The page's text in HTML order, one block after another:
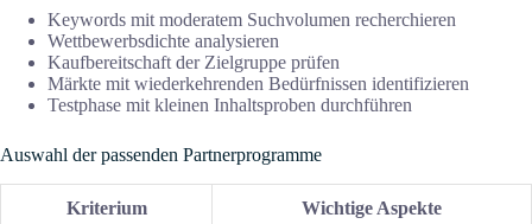
Keywords mit moderatem Suchvolumen recherchieren
Wettbewerbsdichte analysieren
Kaufbereitschaft der Zielgruppe prüfen
Märkte mit wiederkehrenden Bedürfnissen identifizieren
Testphase mit kleinen Inhaltsproben durchführen
Auswahl der passenden Partnerprogramme
Kriterium Wichtige Aspekte